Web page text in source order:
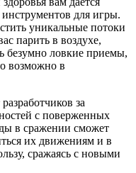
для игры.
уникальные потоки
парить в воздухе,
безумно ловкие приемы,
возможно в
за
с поверженных
в сражении сможет
их движениям и в
сражаясь с новыми